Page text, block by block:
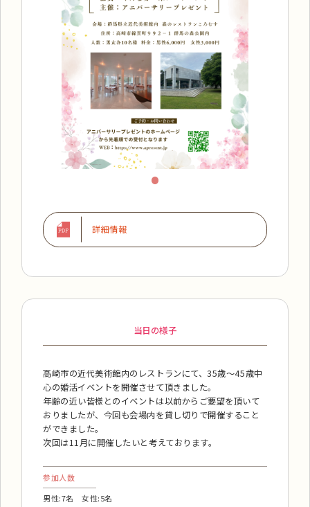
詳細情報
当日の様子
高崎市の近代美術館内のレストランにて、35歳～45歳中
心の婚活イベントを開催させて頂きました。
年齢の近い皆様とのイベントは以前からご要望を頂いて
おりましたが、今回も会場内を貸し切りで開催すること
ができました。
次回は11月に開催したいと考えております。
参加人数
男性:7名 女性:5名